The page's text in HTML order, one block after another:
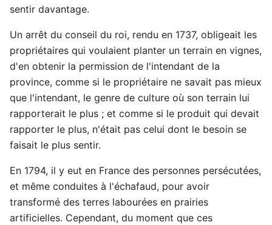
sentir davantage.
Un arrêt du conseil du roi, rendu en 1737, obligeait les
propriétaires qui voulaient planter un terrain en vignes,
d'en obtenir la permission de l'intendant de la
province, comme si le propriétaire ne savait pas mieux
que l'intendant, le genre de culture où son terrain lui
rapporterait le plus ; et comme si le produit qui devait
rapporter le plus, n'était pas celui dont le besoin se
faisait le plus sentir.
En 1794, il y eut en France des personnes persécutées,
et même conduites à l'échafaud, pour avoir
transformé des terres labourées en prairies
artificielles. Cependant, du moment que ces